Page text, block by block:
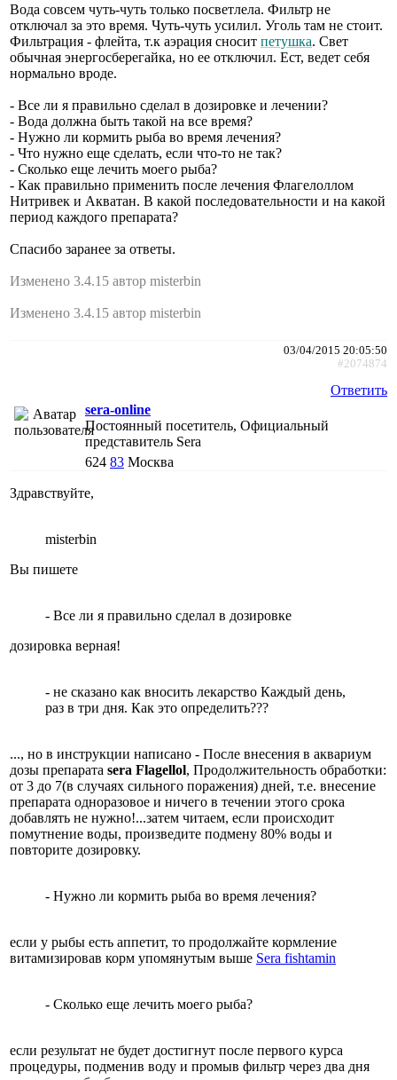
Вода совсем чуть-чуть только посветлела. Фильтр не
отключал за это время. Чуть-чуть усилил. Уголь там не стоит.
Фильтрация - флейта, т.к аэрация сносит петушка. Свет
обычная энергосберегайка, но ее отключил. Ест, ведет себя
нормально вроде.
- Все ли я правильно сделал в дозировке и лечении?
- Вода должна быть такой на все время?
- Нужно ли кормить рыба во время лечения?
- Что нужно еще сделать, если что-то не так?
- Сколько еще лечить моего рыба?
- Как правильно применить после лечения Флагелоллом
Нитривек и Акватан. В какой последовательности и на какой
период каждого препарата?
Спасибо заранее за ответы.
Изменено 3.4.15 автор misterbin
Изменено 3.4.15 автор misterbin
03/04/2015 20:05:50
#2074874
Ответить
sera-online
Постоянный посетитель, Официальный
представитель Sera
624 83 Москва
Здравствуйте,
misterbin
Вы пишете
- Все ли я правильно сделал в дозировке
дозировка верная!
- не сказано как вносить лекарство Каждый день,
раз в три дня. Как это определить???
..., но в инструкции написано - После внесения в аквариум
дозы препарата sera Flagellol, Продолжительность обработки:
от 3 до 7(в случаях сильного поражения) дней, т.е. внесение
препарата одноразовое и ничего в течении этого срока
добавлять не нужно!...затем читаем, если происходит
помутнение воды, произведите подмену 80% воды и
повторите дозировку.
- Нужно ли кормить рыба во время лечения?
если у рыбы есть аппетит, то продолжайте кормление
витамизировав корм упомянутым выше Sera fishtamin
- Сколько еще лечить моего рыба?
если результат не будет достигнут после первого курса
процедуры, подменив воду и промыв фильтр через два дня